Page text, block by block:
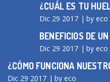
¿CUÁL ES TU
Dic 29 2017 by eco
BENEFICIOS DE
Dic 29 2017 by eco
¿CÓMO FUNCIONA
Dic 29 2017 by eco